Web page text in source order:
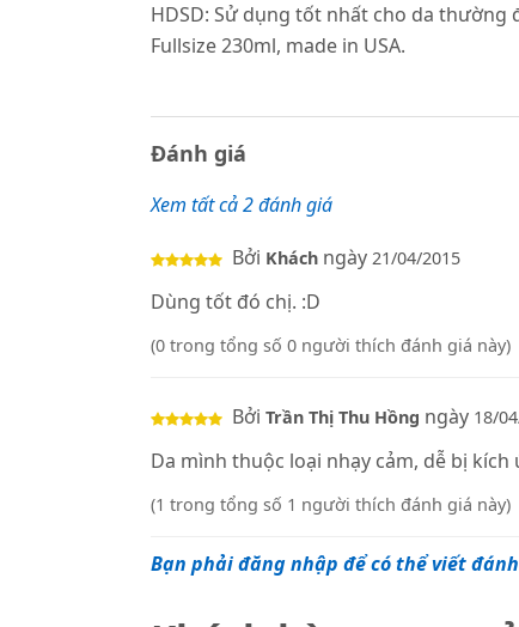
HDSD: Sử dụng tốt nhất cho da thường
Fullsize 230ml, made in USA.
Đánh giá
Xem tất cả 2 đánh giá
Bởi Khách ngày 21/04/2015
Dùng tốt đó chị. :D
(0 trong tổng số 0 người thích đánh giá này)
Bởi Trần Thị Thu Hồng ngày 18/
Da mình thuộc loại nhạy cảm, dễ bị
(1 trong tổng số 1 người thích đánh giá này)
Bạn phải đăng nhập để có thể viết